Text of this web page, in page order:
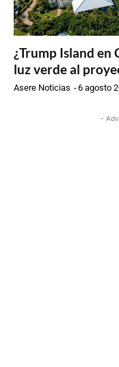
¿Trump Island en
luz verde al
Asere Noticias -6 agosto
-